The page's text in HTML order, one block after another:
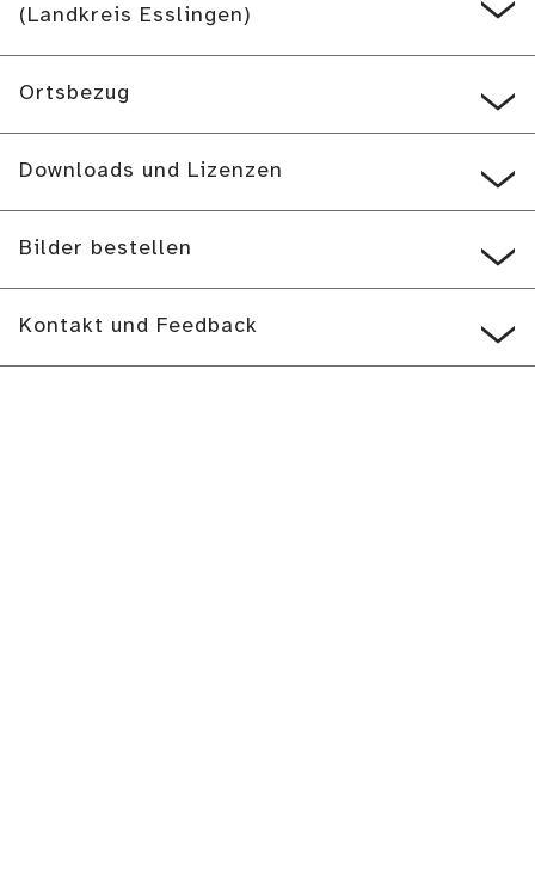
(Landkreis Esslingen)
Ortsbezug
Downloads und Lizenzen
Bilder bestellen
Kontakt und Feedback